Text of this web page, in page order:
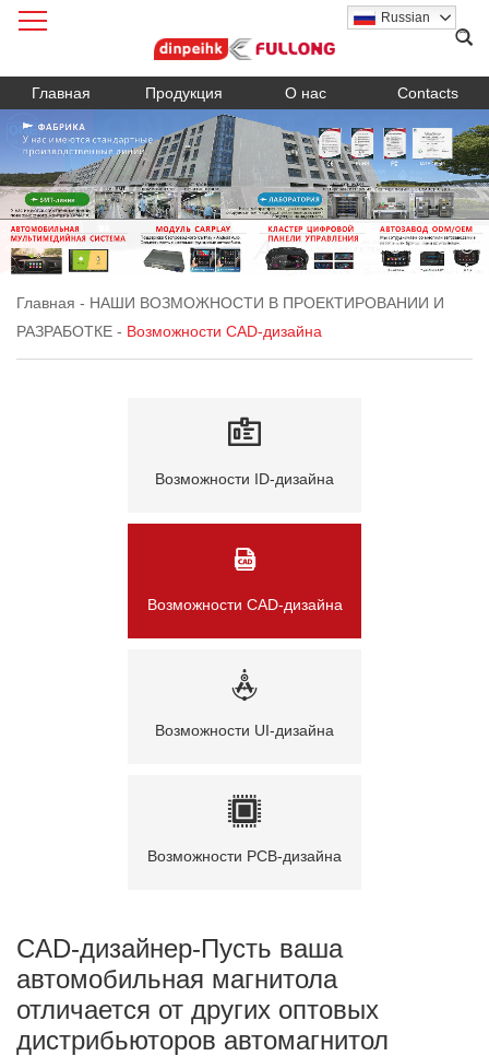
Russian
Главная Продукция О нас Contacts
Главная - НАШИ ВОЗМОЖНОСТИ В ПРОЕКТИРОВАНИИ И
РАЗРАБОТКЕ - Возможности CAD-дизайна
Возможности ID-дизайна
Возможности CAD-дизайна
Возможности UI-дизайна
Возможности PCB-дизайна
CAD-дизайнер-Пусть ваша
автомобильная магнитола
отличается от других оптовых
дистрибьюторов автомагнитол